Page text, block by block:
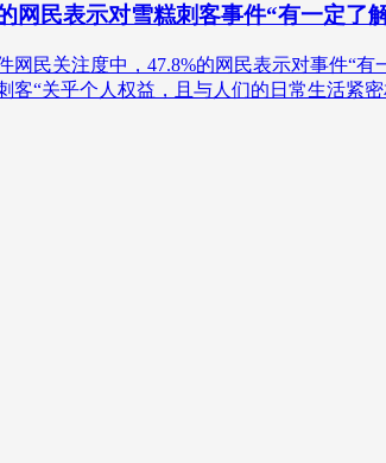
网民表示对雪糕刺客事件“有一定了
网民关注度中，47.8%的网民表示对事件“
客“关乎个人权益，且与人们的日常生活紧